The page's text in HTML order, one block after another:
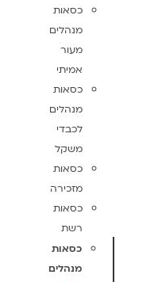
כסאות
מנהלים
מעור
אמיתי
כסאות
מנהלים
לכבדי
משקל
כסאות
מזכירה
כסאות
רשת
כסאות
מנהלים